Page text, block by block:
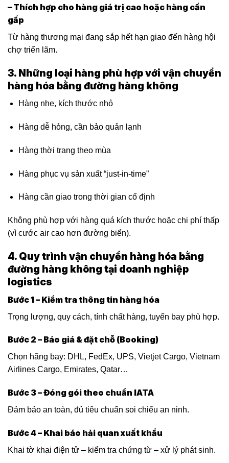
– Thích hợp cho hàng giá trị cao hoặc hàng cần
gấp
Từ hàng thương mại đang sắp hết hạn giao đến hàng hội
chợ triển lãm.
3. Những loại hàng phù hợp với vận chuyển
hàng hóa bằng đường hàng không
Hàng nhẹ, kích thước nhỏ
Hàng dễ hỏng, cần bảo quản lạnh
Hàng thời trang theo mùa
Hàng phục vụ sản xuất “just-in-time”
Hàng cần giao trong thời gian cố định
Không phù hợp với hàng quá kích thước hoặc chi phí thấp
(vì cước air cao hơn đường biển).
4. Quy trình vận chuyển hàng hóa bằng
đường hàng không tại doanh nghiệp
logistics
Bước 1 – Kiểm tra thông tin hàng hóa
Trọng lượng, quy cách, tính chất hàng, tuyến bay phù hợp.
Bước 2 – Báo giá & đặt chỗ (Booking)
Chọn hãng bay: DHL, FedEx, UPS, Vietjet Cargo, Vietnam
Airlines Cargo, Emirates, Qatar…
Bước 3 – Đóng gói theo chuẩn IATA
Đảm bảo an toàn, đủ tiêu chuẩn soi chiếu an ninh.
Bước 4 – Khai báo hải quan xuất khẩu
Khai tờ khai điện tử – kiểm tra chứng từ – xử lý phát sinh.